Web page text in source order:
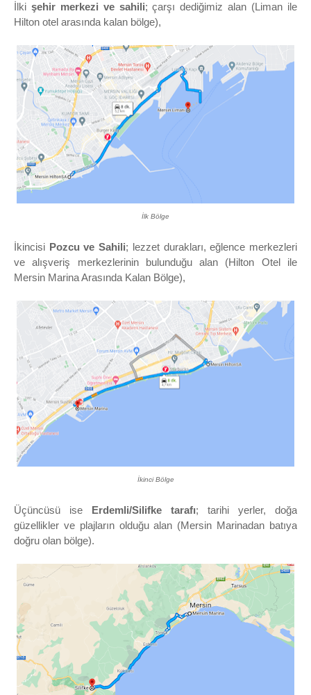
İlki şehir merkezi ve sahili; çarşı dediğimiz alan (Liman ile
Hilton otel arasında kalan bölge),
İlk Bölge
İkincisi Pozcu ve Sahili; lezzet durakları, eğlence merkezleri
ve alışveriş merkezlerinin bulunduğu alan (Hilton Otel ile
Mersin Marina Arasında Kalan Bölge),
İkinci Bölge
Üçüncüsü ise Erdemli/Silifke tarafı; tarihi yerler, doğa
güzellikler ve plajların olduğu alan (Mersin Marinadan batıya
doğru olan bölge).